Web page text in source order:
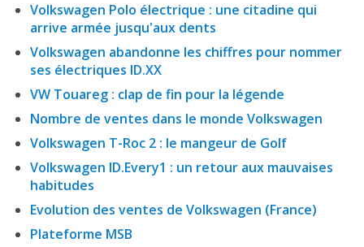
Volkswagen Polo électrique : une citadine qui
arrive armée jusqu'aux dents
Volkswagen abandonne les chiffres pour nommer
ses électriques ID.XX
VW Touareg : clap de fin pour la légende
Nombre de ventes dans le monde Volkswagen
Volkswagen T-Roc 2 : le mangeur de Golf
Volkswagen ID.Every1 : un retour aux mauvaises
habitudes
Evolution des ventes de Volkswagen (France)
Plateforme MSB